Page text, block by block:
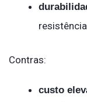
Contras:
custo